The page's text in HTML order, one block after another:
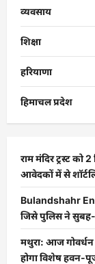
व्यवसाय
शिक्षा
हरियाणा
हिमाचल प्रदेश
राम मंदिर ट्रस्ट
आवेदकों में से
Bulandshahr
जिसे पुलिस ने सुबह-
मथुरा: आज
होगा विशेष हवन-